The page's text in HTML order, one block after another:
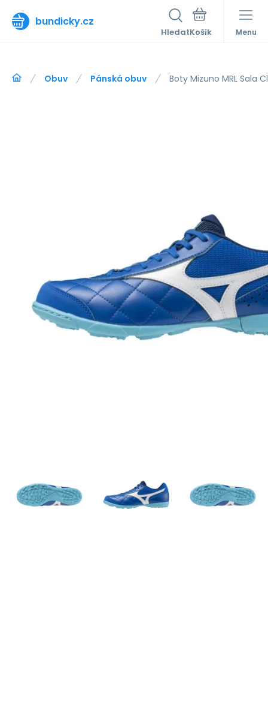
bundicky.cz
Hledat Menu
Obuv Pánská obuv Boty Mizuno MRL Sala